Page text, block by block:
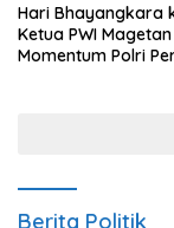
Hari Bhayangkara
Ketua PWI Magetan
Momentum Polri
Berita Politik